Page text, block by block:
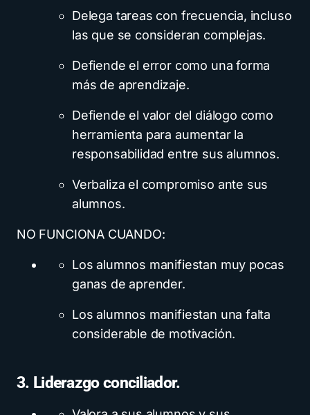
Delega tareas con frecuencia, incluso
las que se consideran complejas.
Defiende el error como una forma
más de aprendizaje.
Defiende el valor del diálogo como
herramienta para aumentar la
responsabilidad entre sus alumnos.
Verbaliza el compromiso ante sus
alumnos.
NO FUNCIONA CUANDO:
Los alumnos manifiestan muy pocas
ganas de aprender.
Los alumnos manifiestan una falta
considerable de motivación.
3. Liderazgo conciliador.